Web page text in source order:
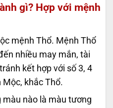
gì? Hợp với mệnh
mệnh Thổ. Mệnh Thổ
nhiều may mắn, tài
kết hợp với số 3, 4
Mộc, khắc Thổ.
màu nào là màu tương